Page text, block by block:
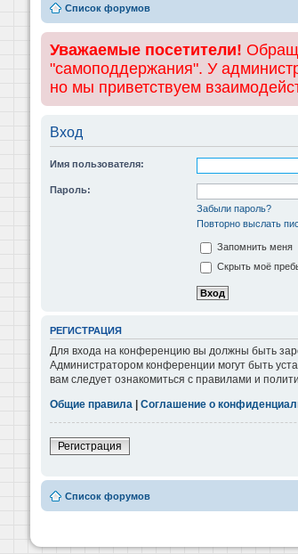
Список форумов
Уважаемые посетители!
"самоподдержания". У
но мы приветствуем
Вход
Имя пользователя:
Пароль:
Забыли пароль?
Повторно выслать
Запомнить меня
Скрыть моё
РЕГИСТРАЦИЯ
Для входа на конференцию вы должны быть
Администратором конференции могут быть
вам следует ознакомиться с правилами и
Общие правила
Соглашение о
Регистрация
Список форумов